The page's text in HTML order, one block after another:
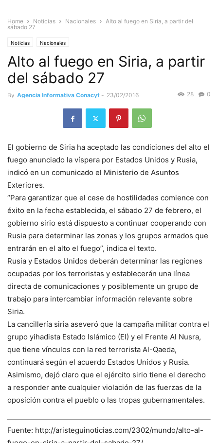
Home Noticias Nacionales
Alto al fuego en Siria, a partir del
sábado 27
Noticias Nacionales
Alto al fuego en Siria, a partir
del sábado 27
By Agencia Informativa Conacyt - 23/02/2016 0
28
El gobierno de Siria ha aceptado las condiciones del alto el
fuego anunciado la víspera por Estados Unidos y Rusia,
indicó en un comunicado el Ministerio de Asuntos
Exteriores.
“Para garantizar que el cese de hostilidades comience con
éxito en la fecha establecida, el sábado 27 de febrero, el
gobierno sirio está dispuesto a continuar cooperando con
Rusia para determinar las zonas y los grupos armados que
entrarán en el alto el fuego”, indica el texto.
Rusia y Estados Unidos deberán determinar las regiones
ocupadas por los terroristas y establecerán una línea
directa de comunicaciones y posiblemente un grupo de
trabajo para intercambiar información relevante sobre
Siria.
La cancillería siria aseveró que la campaña militar contra el
grupo yihadista Estado Islámico (EI) y el Frente Al Nusra,
que tiene vínculos con la red terrorista Al-Qaeda,
continuará según el acuerdo Estados Unidos y Rusia.
Asimismo, dejó claro que el ejército sirio tiene el derecho
a responder ante cualquier violación de las fuerzas de la
oposición contra el pueblo o las tropas gubernamentales.
Fuente: http://aristeguinoticias.com/2302/mundo/alto-al-